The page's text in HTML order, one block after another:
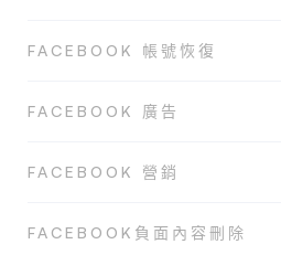
FACEBOOK 帳號恢復
FACEBOOK 廣告
FACEBOOK 營銷
FACEBOOK負面內容刪除